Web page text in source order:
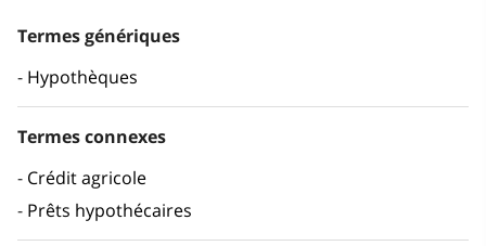
Termes génériques
Hypothèques
Termes connexes
Crédit agricole
Prêts hypothécaires